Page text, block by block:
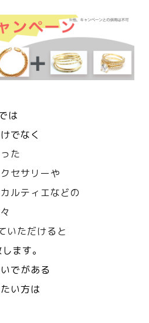
は
でなく
た
セサリーや
ルティエなどの
いただけると
ます。
でがある
い方は